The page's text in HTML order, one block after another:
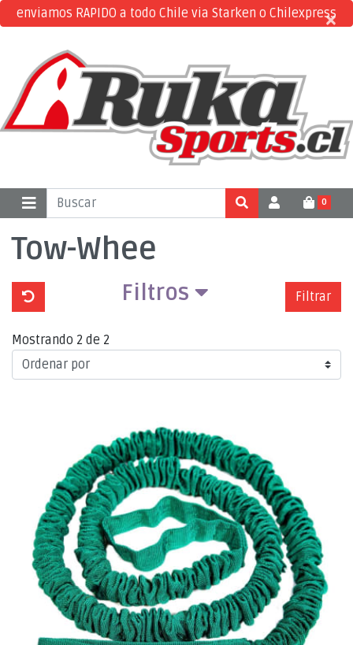
enviamos RAPIDO a todo Chile via Starken o Chilexpress
×
×
0
Tow-Whee
Filtros Filtrar
Mostrando 2 de 2